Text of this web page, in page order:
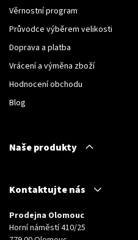
Věrnostní program
Průvodce výběrem velikosti
Doprava a platba
Vrácení a výměna zboží
Hodnocení obchodu
Blog
Naše produkty
Kontaktujte nás
Prodejna Olomouc
Horní náměstí 410/25